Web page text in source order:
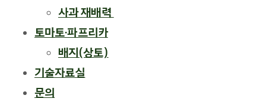
사과 재배력 ​
토마토·파프리카
배지(상토)
기술자료실
문의